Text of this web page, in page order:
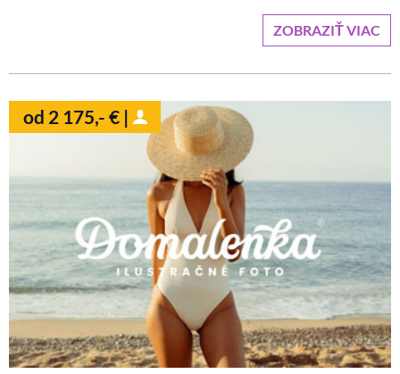
ZOBRAZIŤ VIAC
od 2 175,- € |